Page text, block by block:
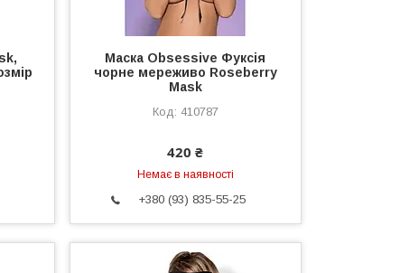
Маска Obsessive Фуксія
чорне мереживо Roseberry
Mask
410787
420 ₴
Немає в наявності
+380 (93) 835-55-25